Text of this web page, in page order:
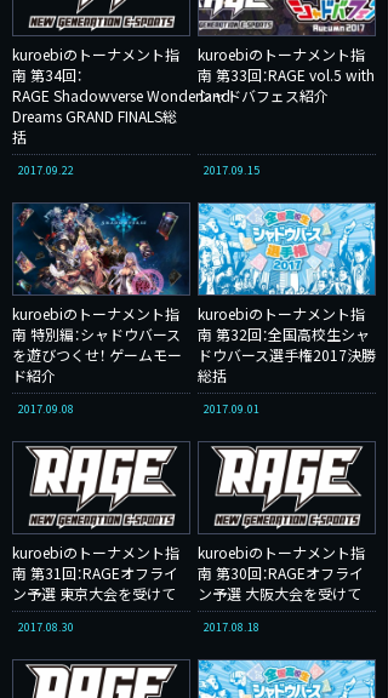
kuroebiのトーナメント指
南 第34回：
RAGE Shadowverse Wonderland
Dreams GRAND FINALS総
括
2017.09.22
kuroebiのトーナメント指
南 第33回：RAGE vol.5 with
シャドバフェス紹介
2017.09.15
kuroebiのトーナメント指
南 特別編：シャドウバース
を遊びつくせ！ ゲームモー
ド紹介
2017.09.08
kuroebiのトーナメント指
南 第32回：全国高校生シャ
ドウバース選手権2017決勝
総括
2017.09.01
kuroebiのトーナメント指
南 第31回：RAGEオフライ
ン予選 東京大会を受けて
2017.08.30
kuroebiのトーナメント指
南 第30回：RAGEオフライ
ン予選 大阪大会を受けて
2017.08.18